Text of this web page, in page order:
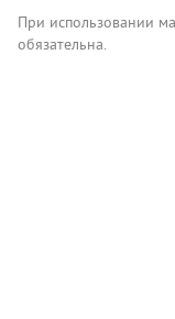
При использовании
обязательна.